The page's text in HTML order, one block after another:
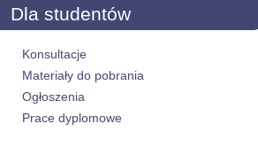
Dla studentów
Konsultacje
Materiały do pobrania
Ogłoszenia
Prace dyplomowe